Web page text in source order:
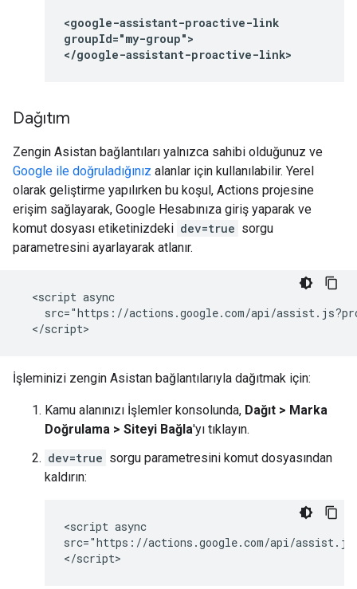
<google-assistant-proactive-link
groupId="my-group">
</google-assistant-proactive-link>
Dağıtım
Zengin Asistan bağlantıları yalnızca sahibi olduğunuz ve
Google ile doğruladığınız alanlar için kullanılabilir. Yerel
olarak geliştirme yapılırken bu koşul, Actions projesine
erişim sağlayarak, Google Hesabınıza giriş yaparak ve
komut dosyası etiketinizdeki dev=true sorgu
parametresini ayarlayarak atlanır.
  <script async
src="https://actions.google.com/api/
İşleminizi zengin Asistan bağlantılarıyla dağıtmak için:
Kamu alanınızı İşlemler konsolunda, Dağıt > Marka
Doğrulama > Siteyi Bağla'yı tıklayın.
dev=true sorgu parametresini komut dosyasından
kaldırın:
<script async
src="https://actions.google.com/api/